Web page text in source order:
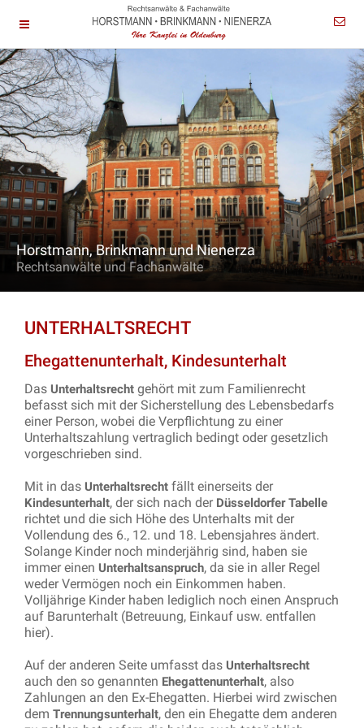
Horstmann, Brinkmann und Nienerza
Rechtsanwälte und Fachanwälte
UNTERHALTSRECHT
Ehegattenunterhalt, Kindesunterhalt
Das Unterhaltsrecht gehört mit zum Familienrecht
befasst sich mit der Sicherstellung des Lebensbedarfs
einer Person, wobei die Verpflichtung zu einer
Unterhaltszahlung vertraglich bedingt oder gesetzlich
vorgeschrieben sind.
Mit in das Unterhaltsrecht fällt einerseits der
Kindesunterhalt, der sich nach der Düsseldorfer Tabelle
richtet und die sich Höhe des Unterhalts mit der
Vollendung des 6., 12. und 18. Lebensjahres ändert.
Solange Kinder noch minderjährig sind, haben sie
immer einen Unterhaltsanspruch, da sie in aller Regel
weder Vermögen noch ein Einkommen haben.
Volljährige Kinder haben lediglich noch einen Anspruch
auf Barunterhalt (Betreuung, Einkauf usw. entfallen
hier).
Auf der anderen Seite umfasst das Unterhaltsrecht
auch den so genannten Ehegattenunterhalt, also
Zahlungen an den Ex-Ehegatten. Hierbei wird zwischen
dem Trennungsunterhalt, den ein Ehegatte dem anderen